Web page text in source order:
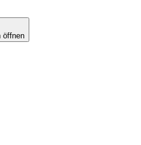
öffnen